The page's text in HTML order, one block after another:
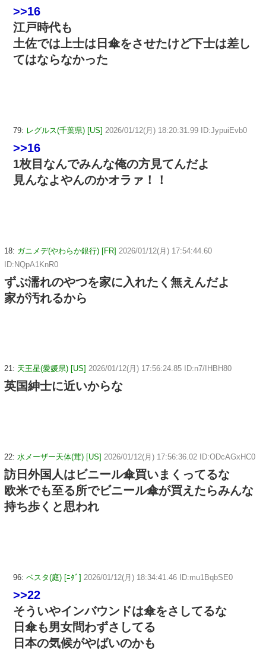
>>16
江戸時代も
土佐では上士は日傘をさせたけど下士は差し
てはならなかった
79: レグルス(千葉県) [US] 2026/01/12(月) 18:20:31.99 ID:JypuiEvb0
>>16
1枚目なんでみんな俺の方見てんだよ
見んなよやんのかオラァ！！
18: ガニメデ(やわらか銀行) [FR] 2026/01/12(月) 17:54:44.60
ID:NQpA1KnR0
ずぶ濡れのやつを家に入れたく無えんだよ
家が汚れるから
21: 天王星(愛媛県) [US] 2026/01/12(月) 17:56:24.85 ID:n7/IHBH80
英国紳士に近いからな
22: 水メーザー天体(茸) [US] 2026/01/12(月) 17:56:36.02 ID:ODcAGxHC0
訪日外国人はビニール傘買いまくってるな
欧米でも至る所でビニール傘が買えたらみんな
持ち歩くと思われ
96: ベスタ(庭) [ﾆﾀﾞ] 2026/01/12(月) 18:34:41.46 ID:mu1BqbSE0
>>22
そういやインバウンドは傘をさしてるな
日傘も男女問わずさしてる
日本の気候がやばいのかも